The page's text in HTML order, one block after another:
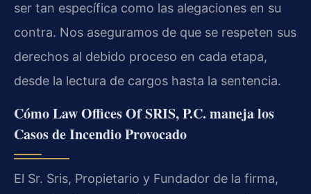
ser tan específica como las alegaciones en su
contra. Nos aseguramos de que se respeten sus
derechos al debido proceso en cada etapa,
desde la lectura de cargos hasta la sentencia.
Cómo Law Offices Of SRIS, P.C. maneja los
Casos de Incendio Provocado
El Sr. Sris, Propietario y Fundador de la firma,